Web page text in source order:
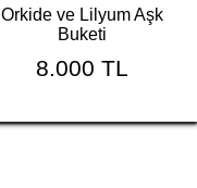
Orkide ve Lilyum Aşk
Buketi
8.000 TL